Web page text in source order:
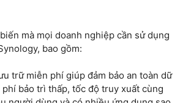
mà mọi doanh nghiệp cần sử dụng
bao gồm:
trữ miễn phí giúp đảm bảo an toàn dữ
phí bảo trì thấp, tốc độ truy xuất cùng